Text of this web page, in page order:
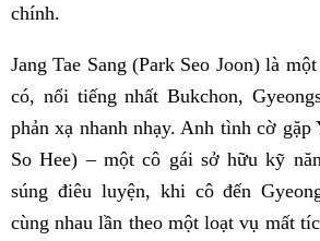
chính.
Jang Tae Sang (Park Seo Joon) là
có, nổi tiếng nhất Bukchon,
phản xạ nhanh nhạy. Anh tình cờ gặp
So Hee) – một cô gái sở hữu kỹ
súng điêu luyện, khi cô đến
cùng nhau lần theo một loạt vụ mất